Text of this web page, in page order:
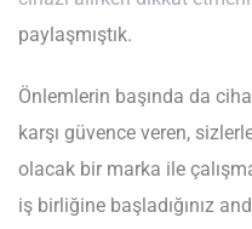
paylaşmıştık.
Önlemlerin başında da
karşı güvence veren,
olacak bir marka ile
iş birliğine başladığınız